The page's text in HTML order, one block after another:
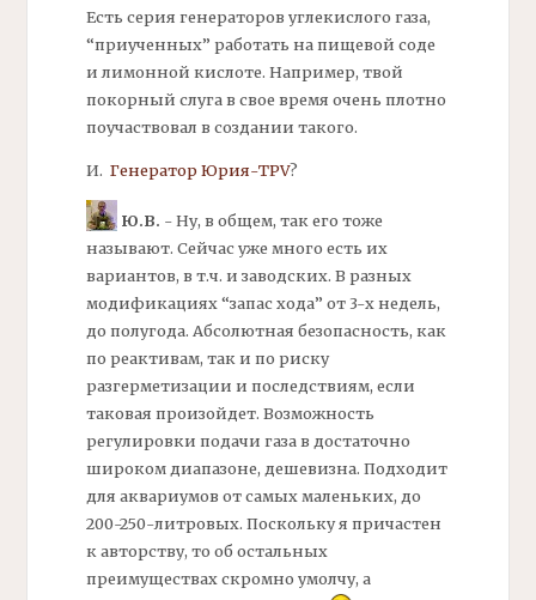
Есть серия генераторов углекислого газа,
“приученных” работать на пищевой соде
и лимонной кислоте. Например, твой
покорный слуга в свое время очень плотно
поучаствовал в создании такого.
И. Генератор Юрия-TPV?
Ю.В. - Ну, в общем, так его тоже
называют. Сейчас уже много есть их
вариантов, в т.ч. и заводских. В разных
модификациях “запас хода” от 3-х недель,
до полугода. Абсолютная безопасность, как
по реактивам, так и по риску
разгерметизации и последствиям, если
таковая произойдет. Возможность
регулировки подачи газа в достаточно
широком диапазоне, дешевизна. Подходит
для аквариумов от самых маленьких, до
200-250-литровых. Поскольку я причастен
к авторству, то об остальных
преимуществах скромно умолчу, а